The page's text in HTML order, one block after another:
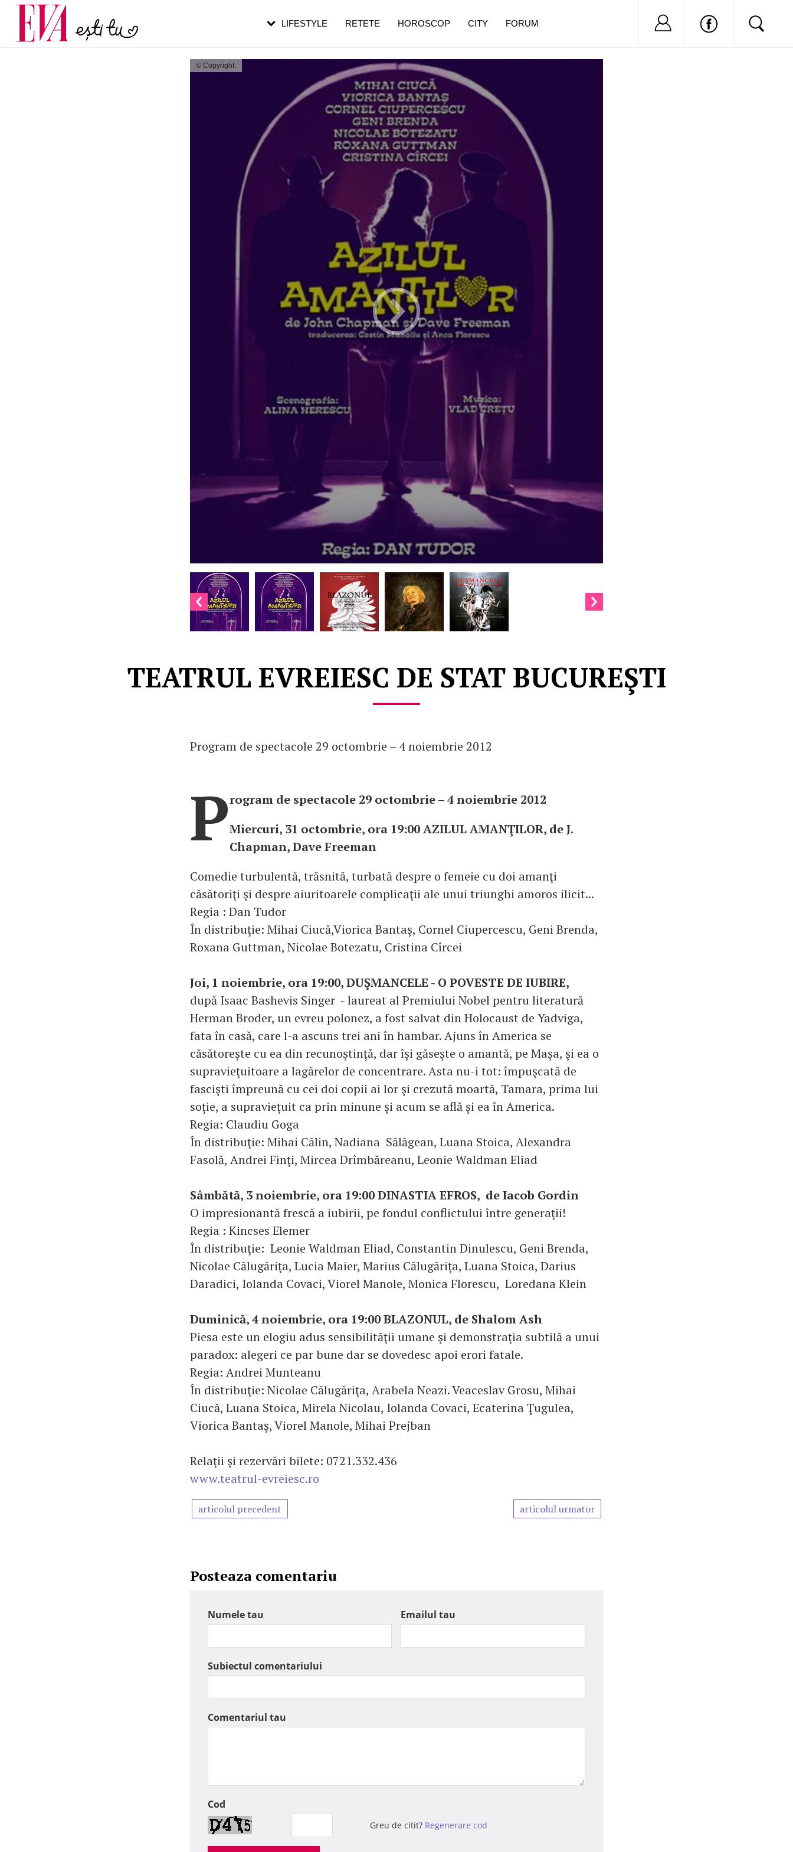
© Copyright:
TEATRUL EVREIESC DE STAT BUCUREŞTI
Program de spectacole 29 octombrie – 4 noiembrie 2012
Program de spectacole 29 octombrie – 4 noiembrie 2012
Miercuri, 31 octombrie, ora 19:00 AZILUL AMANŢILOR, de J.
Chapman, Dave Freeman
Comedie turbulentă, trăsnită, turbată despre o femeie cu doi amanţi
căsătoriţi şi despre aiuritoarele complicaţii ale unui triunghi amoros ilicit...
Regia : Dan Tudor
În distribuţie: Mihai Ciucă,Viorica Bantaş, Cornel Ciupercescu, Geni Brenda,
Roxana Guttman, Nicolae Botezatu, Cristina Cîrcei
Joi, 1 noiembrie, ora 19:00, DUŞMANCELE - O POVESTE DE IUBIRE,
după Isaac Bashevis Singer - laureat al Premiului Nobel pentru literatură
Herman Broder, un evreu polonez, a fost salvat din Holocaust de Yadviga,
fata în casă, care l-a ascuns trei ani în hambar. Ajuns în America se
căsătoreşte cu ea din recunoştinţă, dar îşi găseşte o amantă, pe Maşa, şi ea o
supravieţuitoare a lagărelor de concentrare. Asta nu-i tot: împuşcată de
fascişti împreună cu cei doi copii ai lor şi crezută moartă, Tamara, prima lui
soţie, a supravieţuit ca prin minune şi acum se află şi ea în America.
Regia: Claudiu Goga
În distribuţie: Mihai Călin, Nadiana Sălăgean, Luana Stoica, Alexandra
Fasolă, Andrei Finţi, Mircea Drîmbăreanu, Leonie Waldman Eliad
Sâmbătă, 3 noiembrie, ora 19:00 DINASTIA EFROS, de Iacob Gordin
O impresionantă frescă a iubirii, pe fondul conflictului între generaţii!
Regia : Kincses Elemer
În distribuţie: Leonie Waldman Eliad, Constantin Dinulescu, Geni Brenda,
Nicolae Călugăriţa, Lucia Maier, Marius Călugăriţa, Luana Stoica, Darius
Daradici, Iolanda Covaci, Viorel Manole, Monica Florescu, Loredana Klein
Duminică, 4 noiembrie, ora 19:00 BLAZONUL, de Shalom Ash
Piesa este un elogiu adus sensibilităţii umane şi demonstraţia subtilă a unui
paradox: alegeri ce par bune dar se dovedesc apoi erori fatale.
Regia: Andrei Munteanu
În distribuţie: Nicolae Călugăriţa, Arabela Neazi. Veaceslav Grosu, Mihai
Ciucă, Luana Stoica, Mirela Nicolau, Iolanda Covaci, Ecaterina Ţugulea,
Viorica Bantaş, Viorel Manole, Mihai Prejban
Relaţii şi rezervări bilete: 0721.332.436
www.teatrul-evreiesc.ro
articolul precedent articolul urmator
Posteaza comentariu
Numele tau Emailul tau
Subiectul comentariului
Comentariul tau
Cod
Greu de citit? Regenerare cod
LIFESTYLE RETETE HOROSCOP CITY FORUM Nu ai cont?
Carieră
Actualitate
pe măsură ce înaintezi în vârstă